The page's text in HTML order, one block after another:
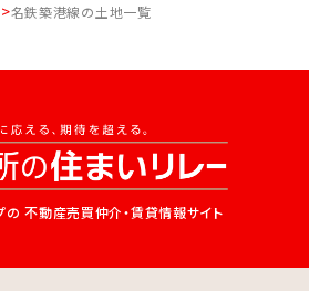
名鉄築港線の土地一覧
の 不動産売買仲介・賃貸情報サイト